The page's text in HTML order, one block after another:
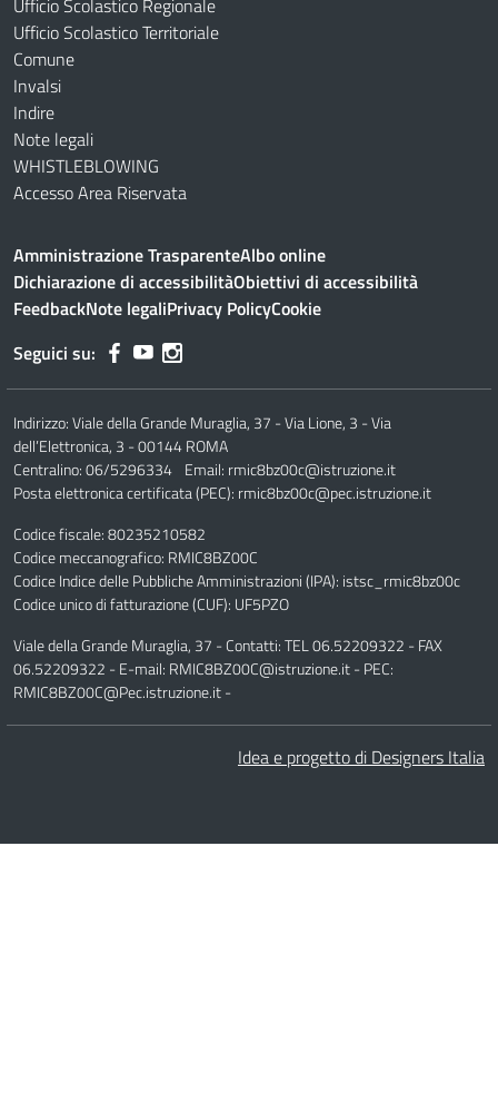
Ufficio Scolastico Regionale
Ufficio Scolastico Territoriale
Comune
Invalsi
Indire
Note legali
WHISTLEBLOWING
Accesso Area Riservata
Amministrazione TrasparenteAlbo online
Dichiarazione di accessibilitàObiettivi di accessibilità
FeedbackNote legaliPrivacy PolicyCookie
Seguici su:
Indirizzo:Viale della Grande Muraglia, 37 - Via Lione, 3 - Via
dell’Elettronica, 3 - 00144 ROMA
Centralino:06/5296334 Email: rmic8bz00c@istruzione.it
Posta elettronica certificata (PEC): rmic8bz00c@pec.istruzione.it
Codice fiscale: 80235210582
Codice meccanografico: RMIC8BZ00C
Codice Indice delle Pubbliche Amministrazioni (IPA): istsc_rmic8bz00c
Codice unico di fatturazione (CUF): UF5PZO
Viale della Grande Muraglia, 37 - Contatti: TEL 06.52209322 - FAX
06.52209322 - E-mail: RMIC8BZ00C@istruzione.it - PEC:
RMIC8BZ00C@Pec.istruzione.it -
Idea e progetto di Designers Italia